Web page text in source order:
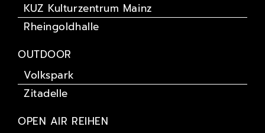
KUZ Kulturzentrum Mainz
Rheingoldhalle
OUTDOOR
Volkspark
Zitadelle
OPEN AIR REIHEN